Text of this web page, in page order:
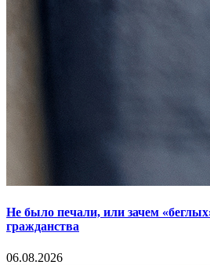
Не было печали, или зачем
гражданства
06.08.2026